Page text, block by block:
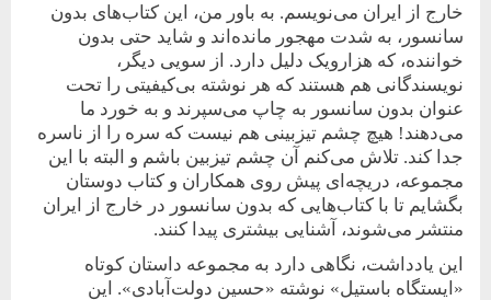
خارج از ایران می‌نویسم. به باور من، این کتاب‌های بدون
سانسور، به شدت مهجور مانده‌اند و شاید حتی بدون
خواننده، که هزارویک دلیل دارد. از سویی دیگر،
نویسندگانی هم هستند که هر نوشته بی‌کیفیتی را تحت
عنوان بدون سانسور به چاپ می‌سپرند و به خورد ما
می‌دهند! هیچ چشم تیز‌بینی هم نیست که سره را از ناسره
جدا کند. تلاش می‌کنم آن چشم تیزبین باشم و البته با این
مجموعه، دریچه‌ای پیش روی همکاران و کتاب‌‌ دوستان
بگشایم تا با کتاب‌هایی که بدون سانسور در خارج از ایران
منتشر می‌شوند، آشنایی بیشتری پیدا کنند.
این یادداشت، نگاهی دارد به مجموعه داستان کوتاه
«ایستگاه باستیل» نوشته «حسین دولت‌آبادی». این